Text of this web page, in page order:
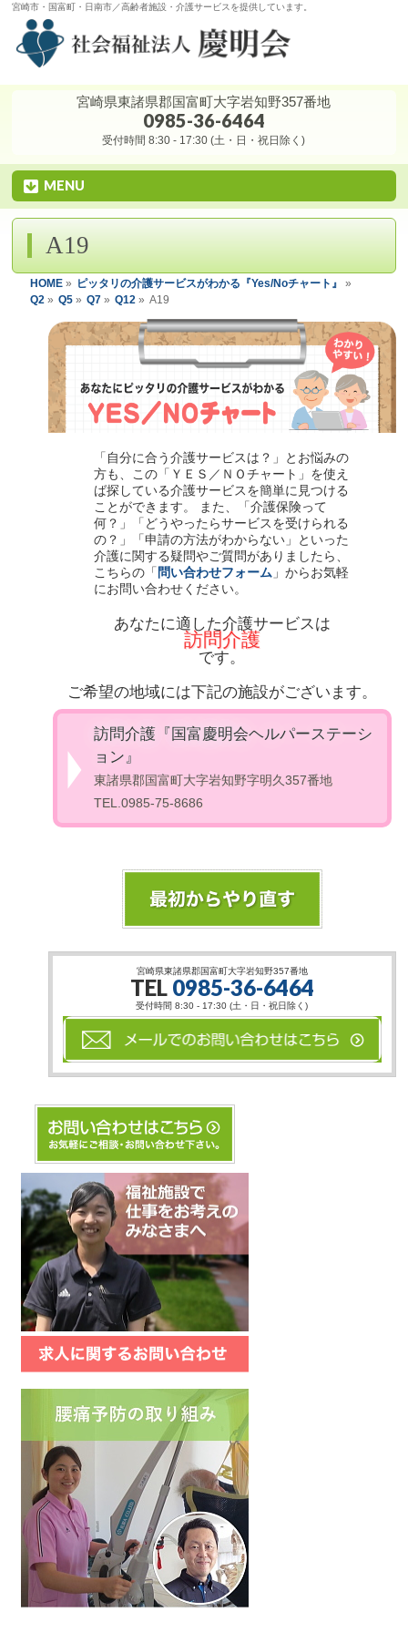
宮崎市・国富町・日南市／高齢者施設・介護サービスを提供しています。
宮崎県東諸県郡国富町大字岩知野357番地
0985-36-6464
受付時間 8:30 - 17:30 (土・日・祝日除く)
MENU
A19
HOME » ピッタリの介護サービスがわかる『Yes/Noチャート』
»
Q2 » Q5 » Q7 » Q12 » A19
「自分に合う介護サービスは？」とお悩みの
方も、この「ＹＥＳ／ＮＯチャート」を使え
ば探している介護サービスを簡単に見つける
ことができます。 また、「介護保険って
何？」「どうやったらサービスを受けられる
の？」「申請の方法がわからない」といった
介護に関する疑問やご質問がありましたら、
こちらの「 問い合わせフォーム 」からお気軽
にお問い合わせください。
あなたに適した介護サービスは
訪問介護
です。
ご希望の地域には下記の施設がございます。
訪問介護『国富慶明会ヘルパーステーシ
ョン』
東諸県郡国富町大字岩知野字明久357番地
TEL.0985-75-8686
宮崎県東諸県郡国富町大字岩知野357番地
TEL 0985-36-6464
受付時間 8:30 - 17:30 (土・日・祝日除く)